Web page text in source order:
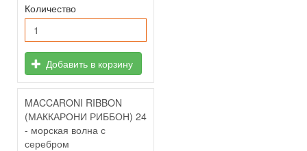
Количество
Добавить в корзину
MACCARONI RIBBON
(МАККАРОНИ РИББОН) 24
- морская волна с
серебром